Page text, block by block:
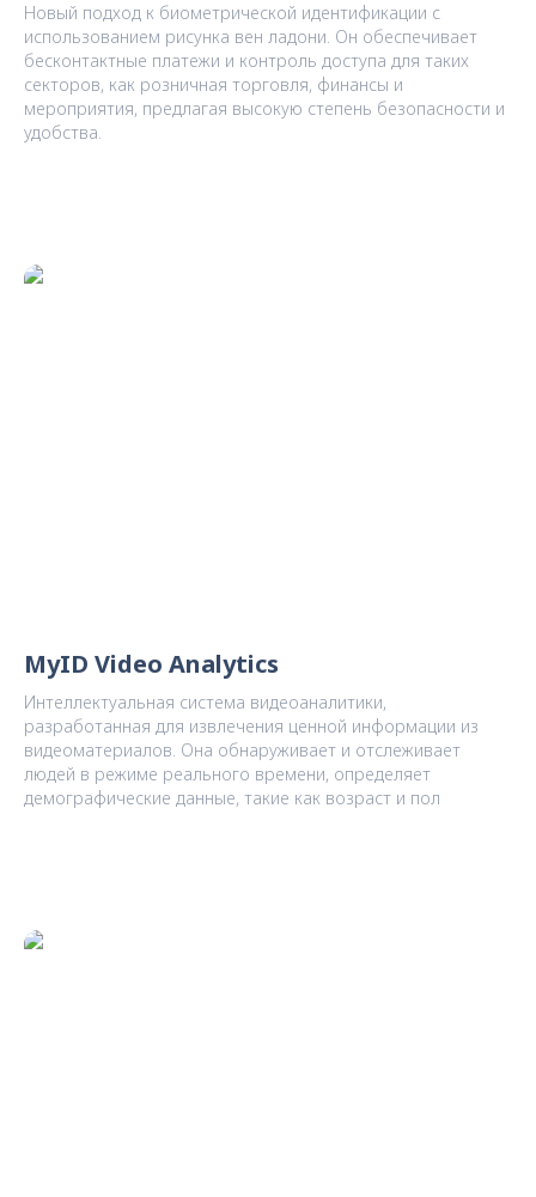
Новый подход к биометрической идентификации с
использованием рисунка вен ладони. Он обеспечивает
бесконтактные платежи и контроль доступа для таких
секторов, как розничная торговля, финансы и
мероприятия, предлагая высокую степень безопасности и
удобства.
MyID Video Analytics
Интеллектуальная система видеоаналитики,
разработанная для извлечения ценной информации из
видеоматериалов. Она обнаруживает и отслеживает
людей в режиме реального времени, определяет
демографические данные, такие как возраст и пол